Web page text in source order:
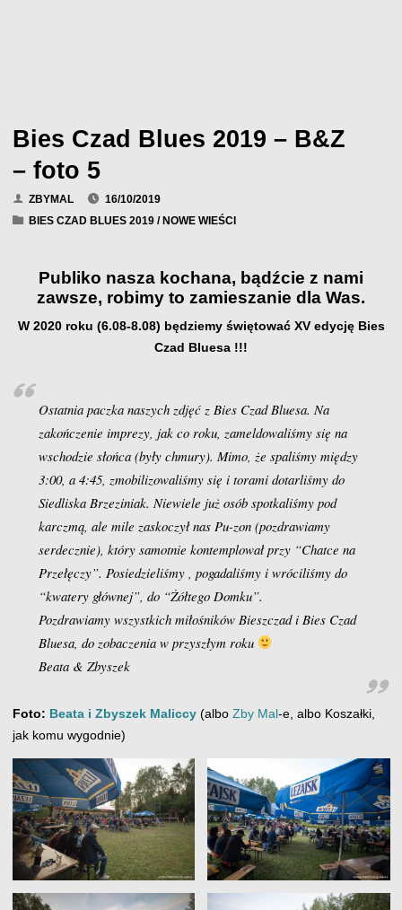
Bies Czad Blues 2019 – B&Z
– foto 5
ZBYMAL
16/10/2019
BIES CZAD BLUES 2019 / NOWE WIEŚCI
Publiko nasza kochana, bądźcie z nami
zawsze, robimy to zamieszanie dla Was.
W 2020 roku (6.08-8.08) będziemy świętować XV edycję Bies
Czad Bluesa !!!
Ostatnia paczka naszych zdjęć z Bies Czad Bluesa. Na
zakończenie imprezy, jak co roku, zameldowaliśmy się na
wschodzie słońca (były chmury). Mimo, że spaliśmy między
3:00, a 4:45, zmobilizowaliśmy się i torami dotarliśmy do
Siedliska Brzeziniak. Niewiele już osób spotkaliśmy pod
karczmą, ale mile zaskoczył nas Pu-zon (pozdrawiamy
serdecznie), który samotnie kontemplował przy “Chatce na
Przełęczy”. Posiedzieliśmy , pogadaliśmy i wróciliśmy do
“kwatery głównej”, do “Żółtego Domku”.
Pozdrawiamy wszystkich miłośników Bieszczad i Bies Czad
Bluesa, do zobaczenia w przyszłym roku
Beata & Zbyszek
Foto: Beata i Zbyszek Maliccy(albo Zby Mal-e, albo Koszałki,
jak komu wygodnie)